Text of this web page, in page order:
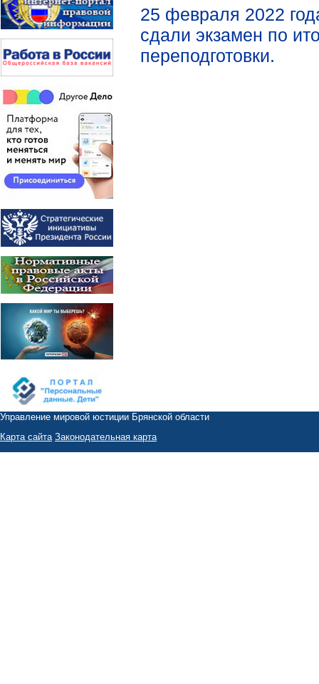
25 февраля 2022
сдали экзамен по
переподготовки.
Управление мировой юстиции Брянской области
Карта сайта Законодательная карта